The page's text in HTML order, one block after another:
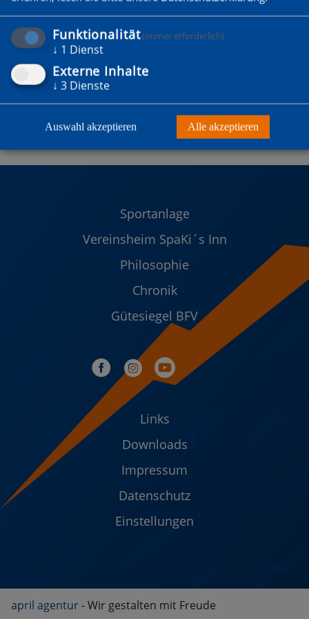
Sportanlage
Vereinsheim SpaKi´s Inn
Philosophie
Chronik
Gütesiegel BFV
Links
Downloads
Impressum
Datenschutz
Einstellungen
april agentur- Wir gestalten mit Freude
Funktionalität(immer erforderlich)
↓ 1 Dienst
Externe Inhalte
↓ 3 Dienste
Auswahl akzeptieren Alle akzeptieren